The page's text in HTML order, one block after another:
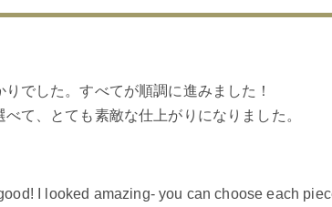
でした。すべてが順調に進みました！
て、とても素敵な仕上がりになりました。
I looked amazing- you can choose each